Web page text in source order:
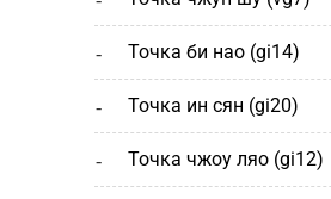
точка би нао (gi14)
точка ин сян (gi20)
точка чжоу ляо (gi12)